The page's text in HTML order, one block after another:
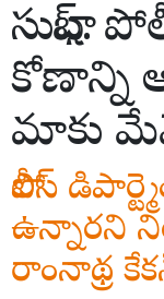
సుభాష్.
కోణాన్ని
మాకు
పోలీస్
ఉన్నారని
రాంనాథ్ర